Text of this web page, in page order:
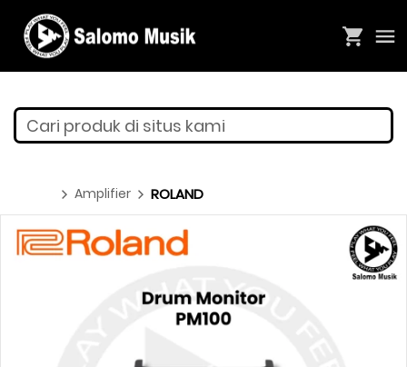
Cari produk di situs kami
Amplifier ROLAND